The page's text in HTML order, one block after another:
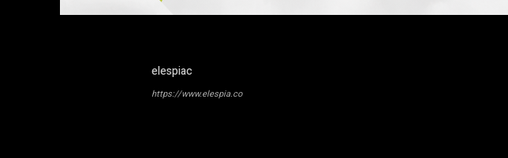
elespiac
https://www.elespia.co